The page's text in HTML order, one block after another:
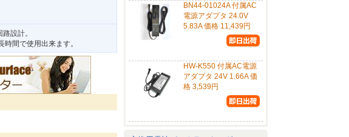
設計。
間で使用出来ます。
BN44-01024A 付属AC
電源アダプタ 24.0V
5.83A 価格 11,439円
HW-K550 付属AC電源
アダプタ 24V 1.66A 価
格 3,539円